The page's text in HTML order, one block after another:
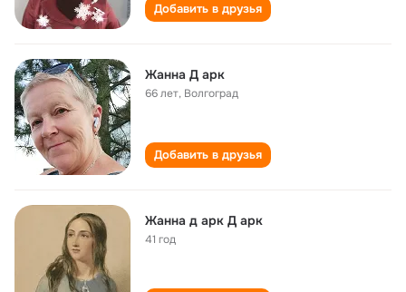
Добавить в друзья
Жанна Д арк
66 лет, Волгоград
Добавить в друзья
Жанна д арк Д арк
41 год